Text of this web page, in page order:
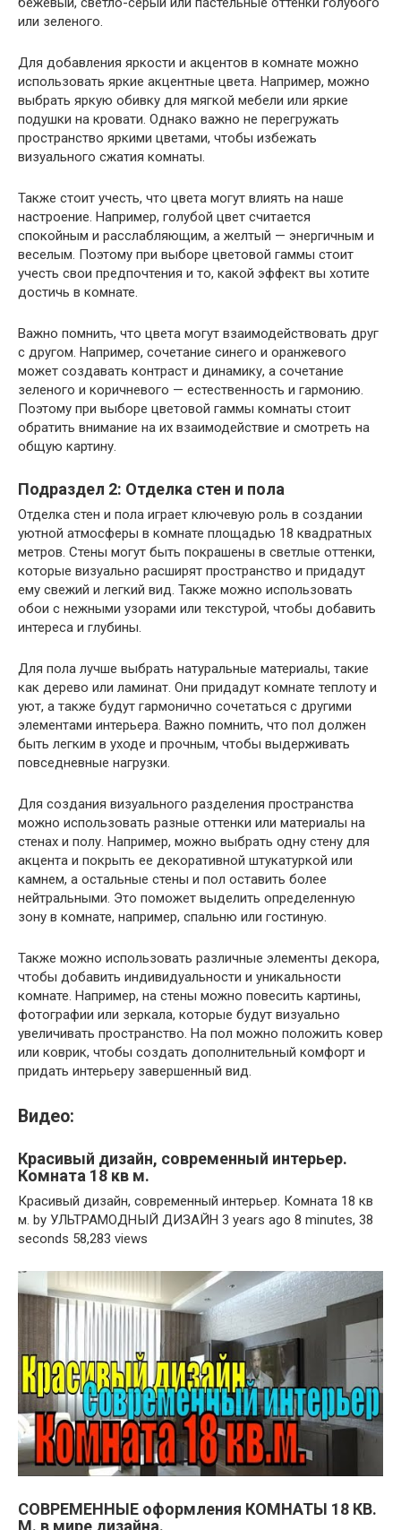
или зеленого.
Для добавления яркости и акцентов в комнате можно
использовать яркие акцентные цвета. Например, можно
выбрать яркую обивку для мягкой мебели или яркие
подушки на кровати. Однако важно не перегружать
пространство яркими цветами, чтобы избежать
визуального сжатия комнаты.
Также стоит учесть, что цвета могут влиять на наше
настроение. Например, голубой цвет считается
спокойным и расслабляющим, а желтый — энергичным и
веселым. Поэтому при выборе цветовой гаммы стоит
учесть свои предпочтения и то, какой эффект вы хотите
достичь в комнате.
Важно помнить, что цвета могут взаимодействовать друг
с другом. Например, сочетание синего и оранжевого
может создавать контраст и динамику, а сочетание
зеленого и коричневого — естественность и гармонию.
Поэтому при выборе цветовой гаммы комнаты стоит
обратить внимание на их взаимодействие и смотреть на
общую картину.
Подраздел 2: Отделка стен и пола
Отделка стен и пола играет ключевую роль в создании
уютной атмосферы в комнате площадью 18 квадратных
метров. Стены могут быть покрашены в светлые оттенки,
которые визуально расширят пространство и придадут
ему свежий и легкий вид. Также можно использовать
обои с нежными узорами или текстурой, чтобы добавить
интереса и глубины.
Для пола лучше выбрать натуральные материалы, такие
как дерево или ламинат. Они придадут комнате теплоту и
уют, а также будут гармонично сочетаться с другими
элементами интерьера. Важно помнить, что пол должен
быть легким в уходе и прочным, чтобы выдерживать
повседневные нагрузки.
Для создания визуального разделения пространства
можно использовать разные оттенки или материалы на
стенах и полу. Например, можно выбрать одну стену для
акцента и покрыть ее декоративной штукатуркой или
камнем, а остальные стены и пол оставить более
нейтральными. Это поможет выделить определенную
зону в комнате, например, спальню или гостиную.
Также можно использовать различные элементы декора,
чтобы добавить индивидуальности и уникальности
комнате. Например, на стены можно повесить картины,
фотографии или зеркала, которые будут визуально
увеличивать пространство. На пол можно положить ковер
или коврик, чтобы создать дополнительный комфорт и
придать интерьеру завершенный вид.
Видео:
Красивый дизайн, современный интерьер.
Комната 18 кв м.
Красивый дизайн, современный интерьер. Комната 18 кв
м. by УЛЬТРАМОДНЫЙ ДИЗАЙН 3 years ago 8 minutes, 38
seconds 58,283 views
СОВРЕМЕННЫЕ оформления КОМНАТЫ 18 КВ.
М. в мире дизайна.